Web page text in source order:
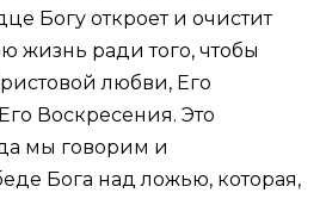
Богу откроет и очистит
жизнь ради того, чтобы
любви, Его
Воскресения. Это
мы говорим и
Бога над ложью, которая,